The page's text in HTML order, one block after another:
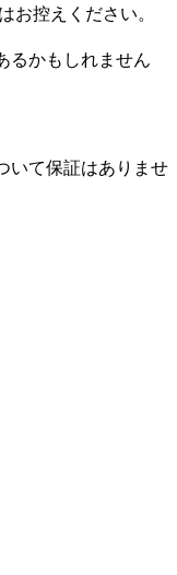
お控えください。
るかもしれません
いて保証はありませ